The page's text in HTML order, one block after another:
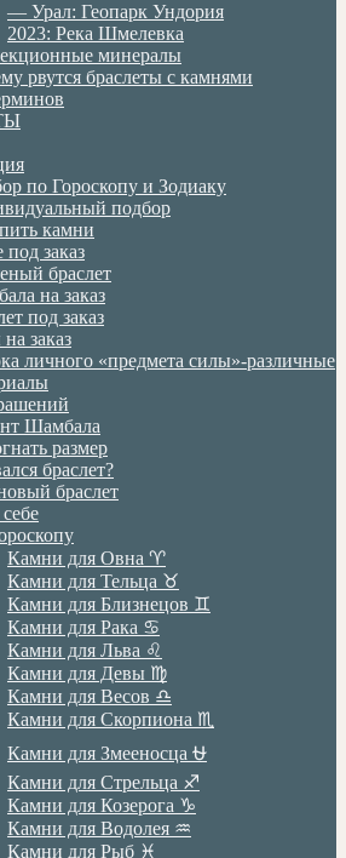
— Урал: Геопарк Ундория
2023: Река Шмелевка
минералы
рвутся браслеты с камнями
по Гороскопу и Зодиаку
подбор
камни
заказ
браслет
на заказ
под заказ
заказ
личного «предмета силы»-различные
Шамбала
размер
браслет?
браслет
Камни для Овна ♈️
Камни для Тельца ♉️
Камни для Близнецов ♊️
Камни для Рака ♋️
Камни для Льва ♌️
Камни для Девы ♍️
Камни для Весов ♎️
Камни для Скорпиона ♏️
Камни для Змееносца ⛎
Камни для Стрельца ♐️
Камни для Козерога ♑️
Камни для Водолея ♒️
Камни для Рыб ♓️